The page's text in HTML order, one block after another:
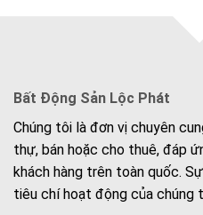
Bất Động Sản Lộc Phát
Chúng tôi là đơn vị chuyên
thự, bán hoặc cho thuê, đáp
khách hàng trên toàn quốc.
tiêu chí hoạt động của chúng